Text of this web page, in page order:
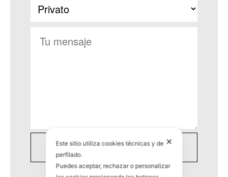
✕
Este sitio utiliza cookies técnicas y de
perfilado.
Puedes aceptar, rechazar o personalizar